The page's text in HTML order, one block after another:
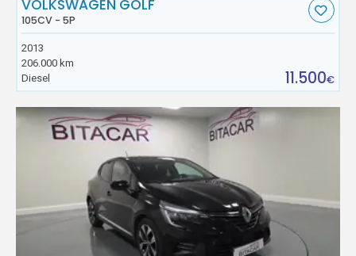
VOLKSWAGEN GOLF
105CV - 5P
2013
206.000 km
Diesel
11.500€